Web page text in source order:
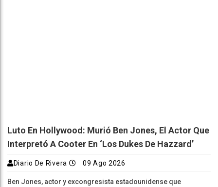
Luto En Hollywood: Murió Ben Jones, El Actor Que
Interpretó A Cooter En ‘Los Dukes De Hazzard’
Diario De Rivera 09 Ago 2026
Ben Jones, actor y excongresista estadounidense que